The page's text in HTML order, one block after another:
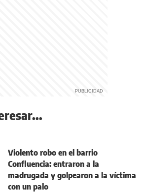
Violento robo en el barrio
Confluencia: entraron a la
madrugada y golpearon a la víctima
con un palo